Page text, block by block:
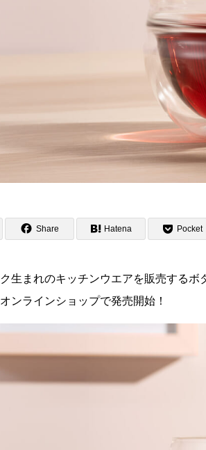
Share Hatena Pocket
生まれのキッチンウエアを販売する
ンラインショップで発売開始！